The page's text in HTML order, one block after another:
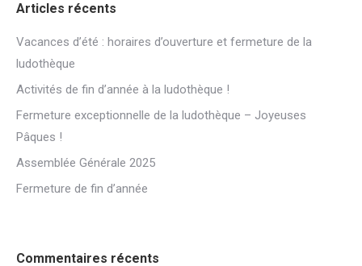
Articles récents
Vacances d’été : horaires d’ouverture et fermeture de la
ludothèque
Activités de fin d’année à la ludothèque !
Fermeture exceptionnelle de la ludothèque – Joyeuses
Pâques !
Assemblée Générale 2025
Fermeture de fin d’année
Commentaires récents